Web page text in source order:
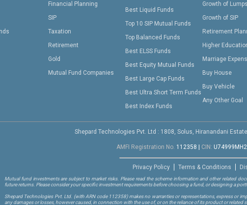
Financial Planning
SIP
Taxation
Retirement
Gold
Mutual Fund Companies
Best Liquid Funds
Top 10 SIP Mutual Funds
Top Balanced Funds
Best ELSS Funds
Best Equity Mutual Funds
Best Large Cap Funds
Best Ultra Short Term Funds
Best Index Funds
Growth of
Growth of SIP
Retirement
Higher
Marriage
Buy House
Buy Vehicle
Any Other Goal
Shepard Technologies Pvt. Ltd : 1808, Solus, Hiranandani
AMFI Registration No. 112358 CIN:
Privacy Policy Terms & Conditions
Mutual fund investments are subject to market risks. Please read the scheme information and other related
future returns. Please consider your specific investment requirements before choosing a fund, or designing a
Shepard Technologies Pvt. Ltd. (with ARN code 112358)makes no warranties or representations, express or
any damages or losses, however caused, in connection with the use of, or on the reliance of its product or related